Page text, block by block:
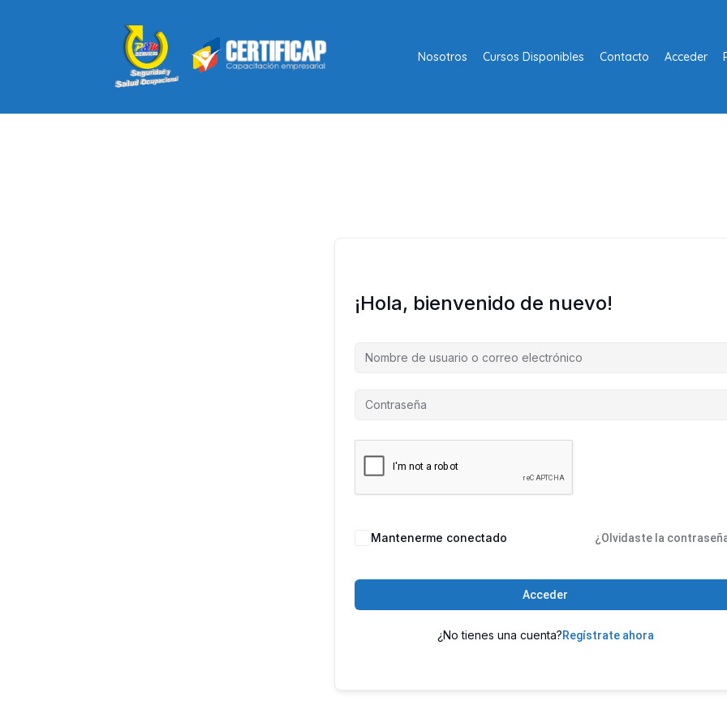
Nosotros Cursos Disponibles Contacto Acceder
¡Hola, bienvenido de nuevo!
Mantenerme conectado ¿Olvidaste la
Acceder
¿No tienes una cuenta?Regístrate ahora